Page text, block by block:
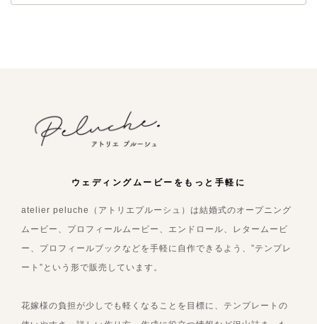
ウェディングムービーをもっと手軽に
atelier peluche（アトリエプルーシュ）は結婚式のオープニング
ムービー、プロフィールムービー、エンドロール、レタームービ
ー、プロフィールブックなどを手軽に自作できるよう、”テンプレ
ート”という形で販売しています。
花嫁様の負担が少しでも軽くなることを目標に、テンプレートの